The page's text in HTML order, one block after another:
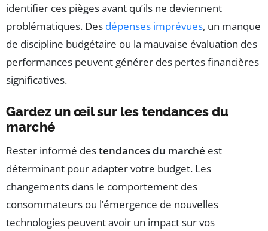
identifier ces pièges avant qu’ils ne deviennent
problématiques. Des dépenses imprévues, un manque
de discipline budgétaire ou la mauvaise évaluation des
performances peuvent générer des pertes financières
significatives.
Gardez un œil sur les tendances du
marché
Rester informé destendances du marché est
déterminant pour adapter votre budget. Les
changements dans le comportement des
consommateurs ou l’émergence de nouvelles
technologies peuvent avoir un impact sur vos